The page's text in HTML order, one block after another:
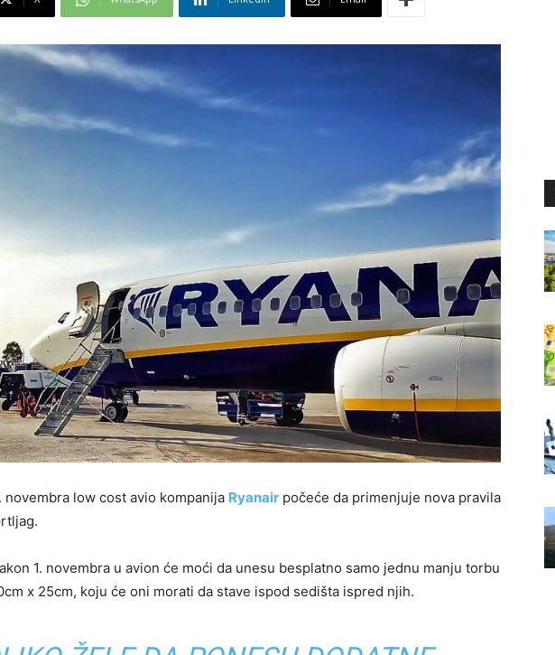
novembra low cost avio kompanija Ryanair počeće da primenjuje nova pravila
1. novembra u avion će moći da unesu besplatno samo jednu manju torbu
x 25cm, koju će oni morati da stave ispod sedišta ispred njih.